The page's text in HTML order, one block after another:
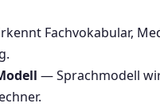
Fachvokabular,
— Sprachmodell